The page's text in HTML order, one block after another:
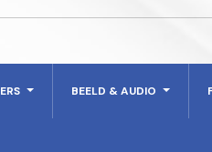
BEELD & AUDIO